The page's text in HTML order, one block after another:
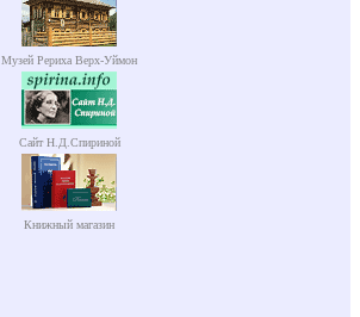
Музей Рериха Верх-Уймон
Сайт Н.Д.Спириной
Книжный магазин